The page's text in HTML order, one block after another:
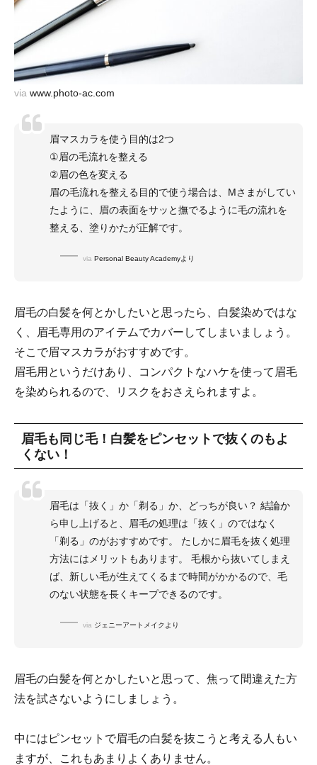
via www.photo-ac.com
眉マスカラを使う目的は2つ
①眉の毛流れを整える
②眉の色を変える
眉の毛流れを整える目的で使う場合は、Mさまがしてい
たように、眉の表面をサッと撫でるように毛の流れを
整える、塗りかたが正解です。
via Personal Beauty Academyより
眉毛の白髪を何とかしたいと思ったら、白髪染めではな
く、眉毛専用のアイテムでカバーしてしまいましょう。
そこで眉マスカラがおすすめです。
眉毛用というだけあり、コンパクトなハケを使って眉毛
を染められるので、リスクをおさえられますよ。
眉毛も同じ毛！白髪をピンセットで抜くのもよ
くない！
眉毛は「抜く」か「剃る」か、どっちが良い？ 結論か
ら申し上げると、眉毛の処理は「抜く」のではなく
「剃る」のがおすすめです。 たしかに眉毛を抜く処理
方法にはメリットもあります。 毛根から抜いてしまえ
ば、新しい毛が生えてくるまで時間がかかるので、毛
のない状態を長くキープできるのです。
via ジェニーアートメイクより
眉毛の白髪を何とかしたいと思って、焦って間違えた方
法を試さないようにしましょう。
中にはピンセットで眉毛の白髪を抜こうと考える人もい
ますが、これもあまりよくありません。